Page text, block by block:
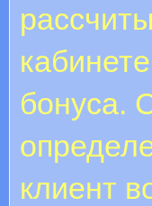
бонуса.
клиент